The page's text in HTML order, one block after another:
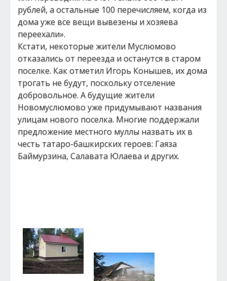
рублей, а остальные 100 перечисляем, когда из
дома уже все вещи вывезены и хозяева
переехали».
Кстати, некоторые жители Муслюмово
отказались от переезда и останутся в старом
поселке. Как отметил Игорь Конышев, их дома
трогать не будут, поскольку отселение
добровольное. А будущие жители
Новомуслюмово уже придумывают названия
улицам нового поселка. Многие поддержали
предложение местного муллы назвать их в
честь татаро-башкирских героев: Гаяза
Баймурзина, Салавата Юлаева и других.